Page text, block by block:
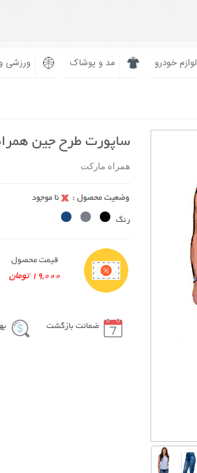
لوازم خودرو مد و پوشاک ورزشی
ساپورت طرح جین
همراه مارکت
رنگ
قیمت محصول
19,000 تومان
ضمانت بازگشت